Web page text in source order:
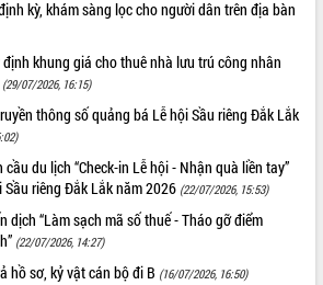
phí
Pui
thường kỳ
Việt
chương
nhiệm
dân
kỳ, khám sàng lọc cho người dân trên địa bàn
khung giá cho thuê nhà lưu trú công nhân
(29/07/2026, 16:15)
thông số quảng bá Lễ hội Sầu riêng Đắk Lắk
du lịch “Check-in Lễ hội - Nhận quà liền tay”
riêng Đắk Lắk năm 2026 (22/07/2026, 15:53)
dịch “Làm sạch mã số thuế - Tháo gỡ điểm
(22/07/2026, 14:27)
hồ sơ, kỷ vật cán bộ đi B (16/07/2026, 16:50)